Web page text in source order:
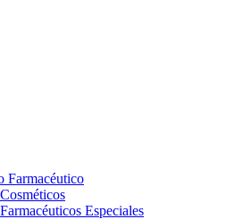
Farmacéutico
Especiales